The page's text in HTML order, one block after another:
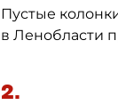
Пустые
в Ленобласти
2.